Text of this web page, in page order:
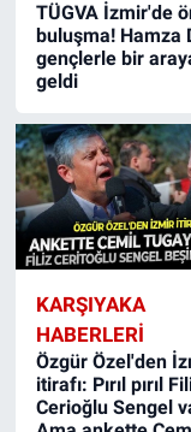
TÜGVA İzmir'de
buluşma! Hamza
gençlerle bir
geldi
KARŞIYAKA
HABERLERI
Özgür Özel'den
itirafı: Pırıl pırıl
Cerioğlu Sengel